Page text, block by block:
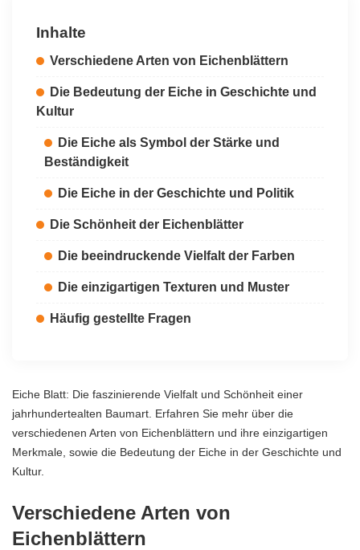
Inhalte
Verschiedene Arten von Eichenblättern
Die Bedeutung der Eiche in Geschichte und
Kultur
Die Eiche als Symbol der Stärke und
Beständigkeit
Die Eiche in der Geschichte und Politik
Die Schönheit der Eichenblätter
Die beeindruckende Vielfalt der Farben
Die einzigartigen Texturen und Muster
Häufig gestellte Fragen
Eiche Blatt: Die faszinierende Vielfalt und Schönheit einer
jahrhundertealten Baumart. Erfahren Sie mehr über die
verschiedenen Arten von Eichenblättern und ihre einzigartigen
Merkmale, sowie die Bedeutung der Eiche in der Geschichte und
Kultur.
Verschiedene Arten von
Eichenblättern